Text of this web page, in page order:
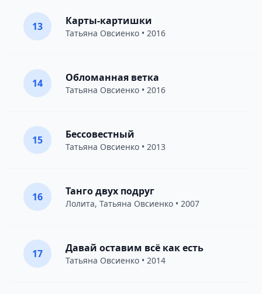
13 Карты-картишки
Татьяна Овсиенко • 2016
14 Обломанная ветка
Татьяна Овсиенко • 2016
15 Бессовестный
Татьяна Овсиенко • 2013
16 Танго двух подруг
Лолита, Татьяна Овсиенко • 2007
17 Давай оставим всё как есть
Татьяна Овсиенко • 2014